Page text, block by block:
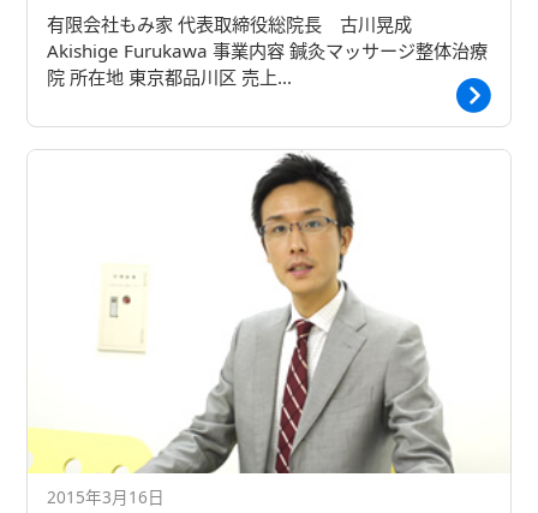
有限会社もみ家 代表取締役総院長 古川晃成
Akishige Furukawa 事業内容 鍼灸マッサージ整体治療
院 所在地 東京都品川区 売上…
2015年3月16日